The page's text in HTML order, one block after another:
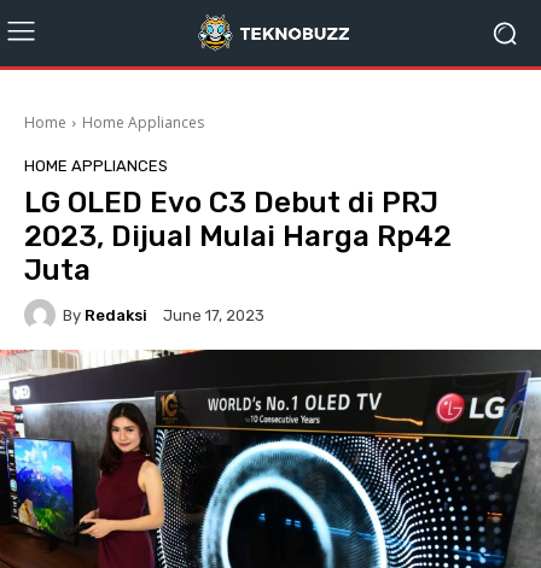
Home Home Appliances
HOME APPLIANCES
LG OLED Evo C3 Debut di PRJ
2023, Dijual Mulai Harga Rp42
Juta
By Redaksi June 17, 2023